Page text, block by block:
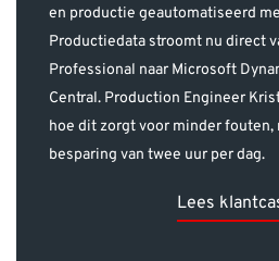
en productie geautomatiseerd
Productiedata stroomt nu direct
Professional naar Microsoft
Central. Production Engineer
hoe dit zorgt voor minder fouten,
besparing van twee uur per dag.
Lees